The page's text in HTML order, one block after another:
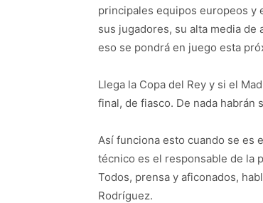
principales equipos europeos y
sus jugadores, su alta media
eso se pondrá en juego esta
Llega la Copa del Rey y si el
final, de fiasco. De nada
Así funciona esto cuando se es
técnico es el responsable de la
Todos, prensa y aficonados,
Rodríguez.